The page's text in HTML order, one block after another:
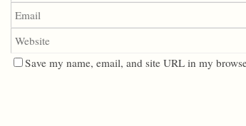
Save my name, email, and site URL in my